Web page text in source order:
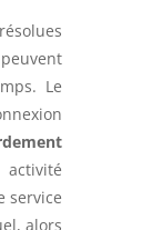
Le
service
alors